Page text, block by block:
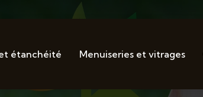
étanchéité Menuiseries et vitrages